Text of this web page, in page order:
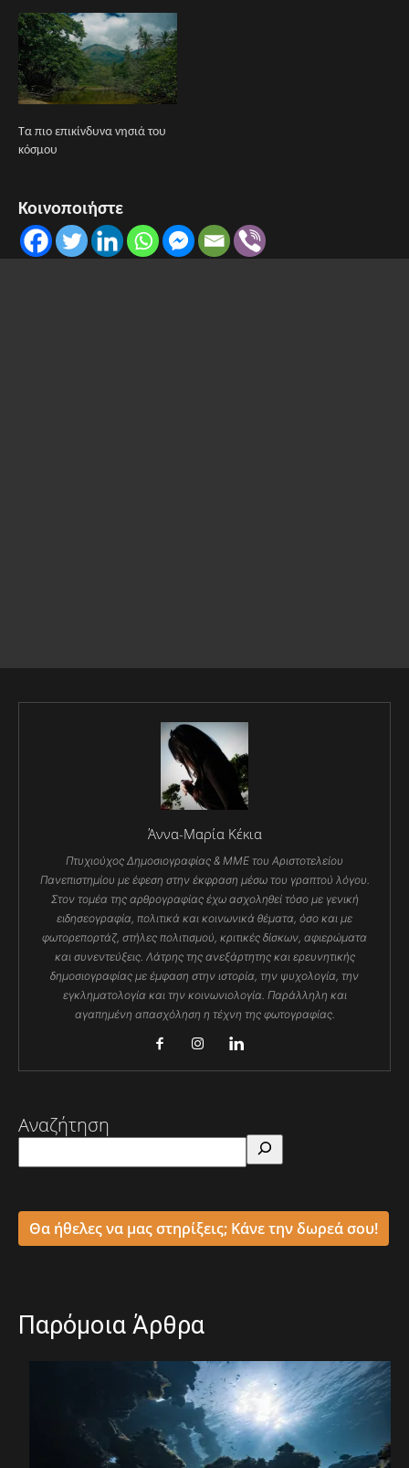
Τα πιο επικίνδυνα νησιά του
κόσμου
Κοινοποιήστε
Άννα-Μαρία Κέκια
Πτυχιούχος Δημοσιογραφίας & ΜΜΕ του Αριστοτελείου
Πανεπιστημίου με έφεση στην έκφραση μέσω του γραπτού λόγου.
Στον τομέα της αρθρογραφίας έχω ασχοληθεί τόσο με γενική
ειδησεογραφία, πολιτικά και κοινωνικά θέματα, όσο και με
φωτορεπορτάζ, στήλες πολιτισμού, κριτικές δίσκων, αφιερώματα
και συνεντεύξεις. Λάτρης της ανεξάρτητης και ερευνητικής
δημοσιογραφίας με έμφαση στην ιστορία, την ψυχολογία, την
εγκληματολογία και την κοινωνιολογία. Παράλληλη και
αγαπημένη απασχόληση η τέχνη της φωτογραφίας.
Αναζήτηση
Θα ήθελες να μας στηρίξεις; Κάνε την δωρεά σου!
Παρόμοια Άρθρα